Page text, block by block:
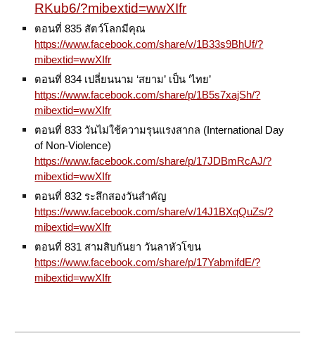
RKub6/?mibextid=wwXIfr
ตอนที่ 835 สัตว์โลกมีคุณ
https://www.facebook.com/share/v/1B33s9BhUf/?
mibextid=wwXIfr
ตอนที่ 834 เปลี่ยนนาม ‘สยาม’ เป็น ‘ไทย’
https://www.facebook.com/share/p/1B5s7xajSh/?
mibextid=wwXIfr
ตอนที่ 833 วันไม่ใช้ความรุนแรงสากล (International Day
of Non-Violence)
https://www.facebook.com/share/p/17JDBmRcAJ/?
mibextid=wwXIfr
ตอนที่ 832 ระลึกสองวันสำคัญ
https://www.facebook.com/share/v/14J1BXqQuZs/?
mibextid=wwXIfr
ตอนที่ 831 สามสิบกันยา วันลาหัวโขน
https://www.facebook.com/share/p/17YabmifdE/?
mibextid=wwXIfr